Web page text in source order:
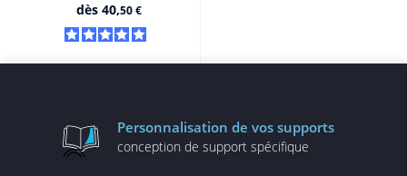
dès 40,50 €
Personnalisation de vos supports
conception de support spécifique